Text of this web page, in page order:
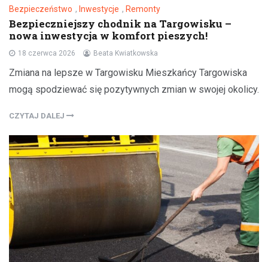
Bezpieczeństwo , Inwestycje , Remonty
Bezpieczniejszy chodnik na Targowisku –
nowa inwestycja w komfort pieszych!
18 czerwca 2026 Beata Kwiatkowska
Zmiana na lepsze w Targowisku Mieszkańcy Targowiska
mogą spodziewać się pozytywnych zmian w swojej okolicy.
CZYTAJ DALEJ